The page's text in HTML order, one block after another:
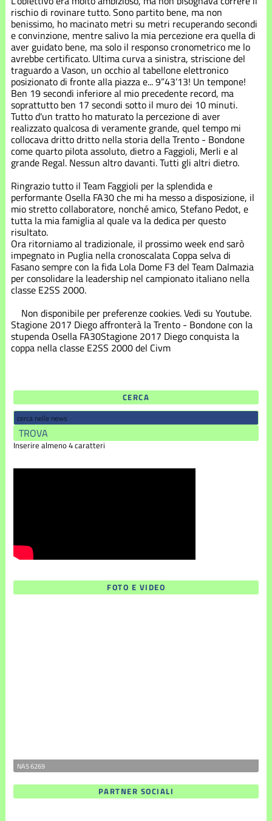
rischio di rovinare tutto. Sono partito bene, ma non
benissimo, ho macinato metri su metri recuperando secondi
e convinzione, mentre salivo la mia percezione era quella di
aver guidato bene, ma solo il responso cronometrico me lo
avrebbe certificato. Ultima curva a sinistra, striscione del
traguardo a Vason, un occhio al tabellone elettronico
posizionato di fronte alla piazza e... 9”43’13! Un tempone!
Ben 19 secondi inferiore al mio precedente record, ma
soprattutto ben 17 secondi sotto il muro dei 10 minuti.
Tutto d'un tratto ho maturato la percezione di aver
realizzato qualcosa di veramente grande, quel tempo mi
collocava dritto dritto nella storia della Trento - Bondone
come quarto pilota assoluto, dietro a Faggioli, Merli e al
grande Regal. Nessun altro davanti. Tutti gli altri dietro.
Ringrazio tutto il Team Faggioli per la splendida e
performante Osella FA30 che mi ha messo a disposizione, il
mio stretto collaboratore, nonché amico, Stefano Pedot, e
tutta la mia famiglia al quale va la dedica per questo
risultato.
Ora ritorniamo al tradizionale, il prossimo week end sarò
impegnato in Puglia nella cronoscalata Coppa selva di
Fasano sempre con la fida Lola Dome F3 del Team Dalmazia
per consolidare la leadership nel campionato italiano nella
classe E2SS 2000.
Non disponibile per preferenze cookies. Vedi su Youtube.
Stagione 2017 Diego affronterà la Trento - Bondone con la
stupenda Osella FA30Stagione 2017 Diego conquista la
coppa nella classe E2SS 2000 del Civm
CERCA
Inserire almeno 4 caratteri
FOTO E VIDEO
NA5 6269
PARTNER SOCIALI